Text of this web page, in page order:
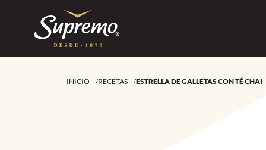
INICIO /RECETAS /ESTRELLA DE GALLETAS CON TÉ CHAI